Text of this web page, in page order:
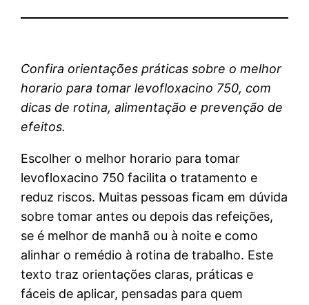
Confira orientações práticas sobre o melhor
horario para tomar levofloxacino 750, com
dicas de rotina, alimentação e prevenção de
efeitos.
Escolher o melhor horario para tomar
levofloxacino 750 facilita o tratamento e
reduz riscos. Muitas pessoas ficam em dúvida
sobre tomar antes ou depois das refeições,
se é melhor de manhã ou à noite e como
alinhar o remédio à rotina de trabalho. Este
texto traz orientações claras, práticas e
fáceis de aplicar, pensadas para quem